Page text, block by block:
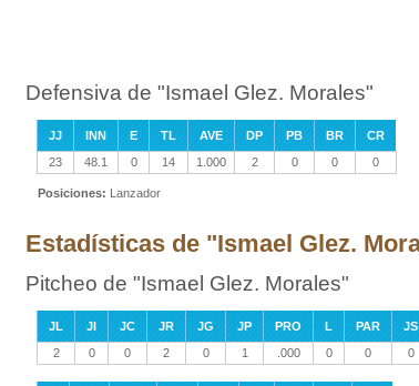
Defensiva de "Ismael Glez. Morales"
JJ INN E TL AVE DP PB BR
CR
23
48.1 0 14 1.000 2 0 0 0
Posiciones: Lanzador
Estadísticas de "Ismael Glez.
Pitcheo de "Ismael Glez. Morales"
JL JI JC JR JG JP PRO L PAR JS
2
0 0 2 0 1 .000 0 0 0